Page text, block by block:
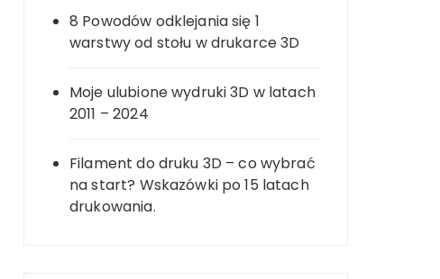
8 Powodów odklejania się 1
warstwy od stołu w drukarce 3D
Moje ulubione wydruki 3D w latach
2011 – 2024
Filament do druku 3D – co wybrać
na start? Wskazówki po 15 latach
drukowania.